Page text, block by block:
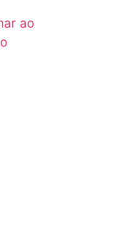
ao